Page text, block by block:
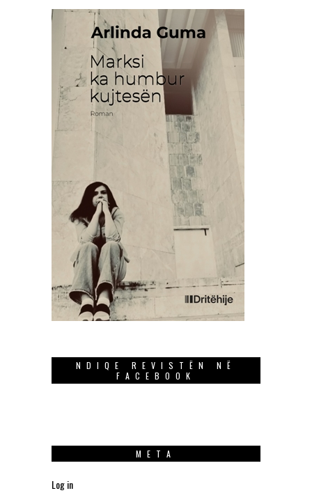
NDIQE REVISTËN NË
FACEBOOK
META
Log in